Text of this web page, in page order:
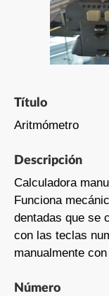
Título
Aritmómetro
Descripción
Calculadora
Funciona
dentadas que se
con las teclas
manualmente
Número